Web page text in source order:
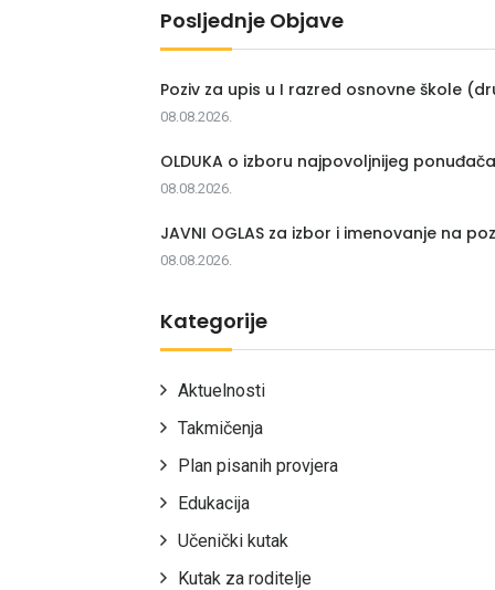
Posljednje Objave
Poziv za upis u I razred osnovne škole
08.08.2026.
OLDUKA o izboru najpovoljnijeg
08.08.2026.
JAVNI OGLAS za izbor i imenovanje na
08.08.2026.
Kategorije
Aktuelnosti
Takmičenja
Plan pisanih provjera
Edukacija
Učenički kutak
Kutak za roditelje